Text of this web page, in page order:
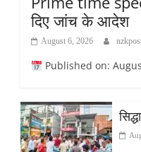
दिए जांच के आदेश
August 6, 2026
Published on: August